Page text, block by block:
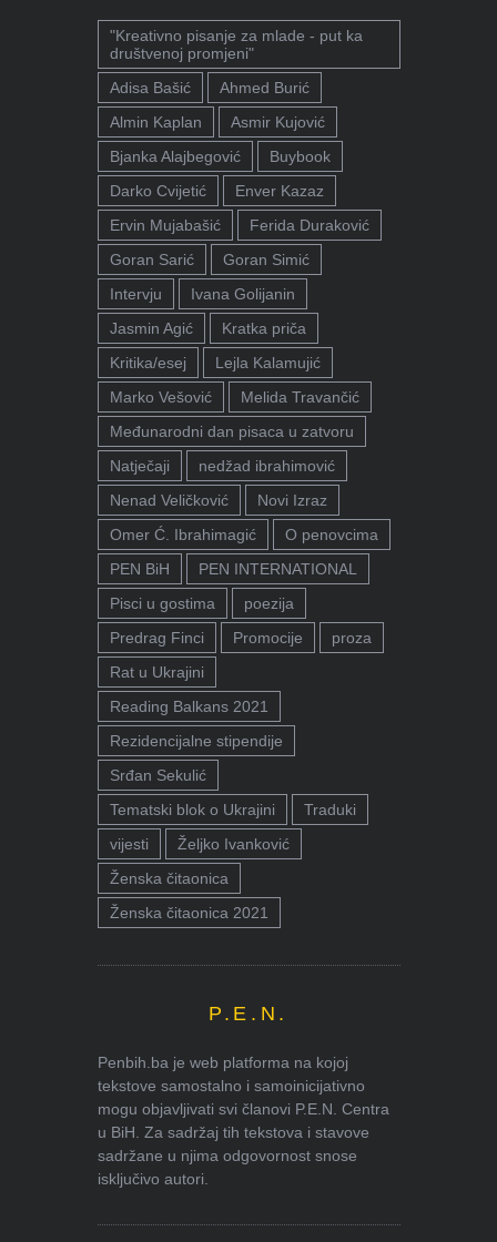
"Kreativno pisanje za mlade - put ka
društvenoj promjeni"
Adisa Bašić
Ahmed Burić
Almin Kaplan
Asmir Kujović
Bjanka Alajbegović
Buybook
Darko Cvijetić
Enver Kazaz
Ervin Mujabašić
Ferida Duraković
Goran Sarić
Goran Simić
Intervju
Ivana Golijanin
Jasmin Agić
Kratka priča
Kritika/esej
Lejla Kalamujić
Marko Vešović
Melida Travančić
Međunarodni dan pisaca u zatvoru
Natječaji
nedžad ibrahimović
Nenad Veličković
Novi Izraz
Omer Ć. Ibrahimagić
O penovcima
PEN BiH
PEN INTERNATIONAL
Pisci u gostima
poezija
Predrag Finci
Promocije
proza
Rat u Ukrajini
Reading Balkans 2021
Rezidencijalne stipendije
Srđan Sekulić
Tematski blok o Ukrajini
Traduki
vijesti
Željko Ivanković
Ženska čitaonica
Ženska čitaonica 2021
P.E.N.
Penbih.ba je web platforma na kojoj
tekstove samostalno i samoinicijativno
mogu objavljivati svi članovi P.E.N. Centra
u BiH. Za sadržaj tih tekstova i stavove
sadržane u njima odgovornost snose
isključivo autori.